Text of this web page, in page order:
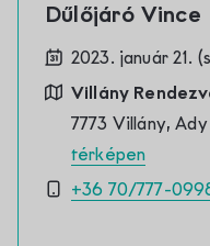
Dűlőjáró Vince
2023. január 21.
Villány
7773 Villány,
térképen
+36 70/777-